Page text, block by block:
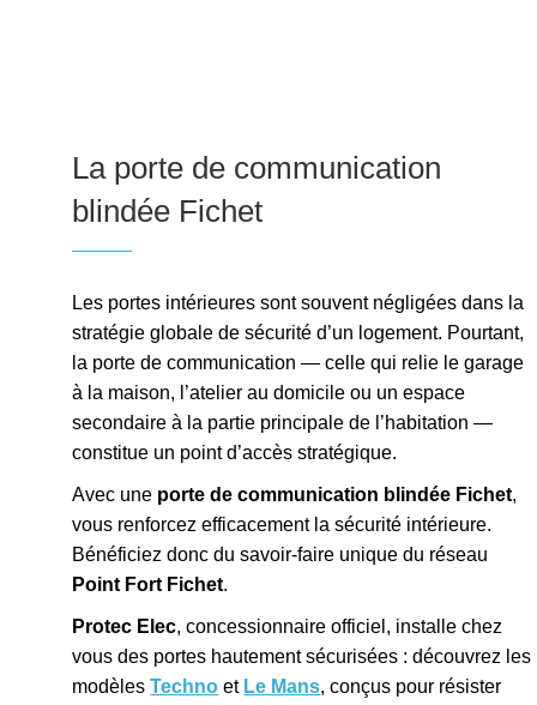
La porte de communication
blindée Fichet
Les portes intérieures sont souvent négligées dans la
stratégie globale de sécurité d’un logement. Pourtant,
la porte de communication — celle qui relie le garage
à la maison, l’atelier au domicile ou un espace
secondaire à la partie principale de l’habitation —
constitue un point d’accès stratégique.
Avec une porte de communication blindée Fichet,
vous renforcez efficacement la sécurité intérieure.
Bénéficiez donc du savoir-faire unique du réseau
Point Fort Fichet.
Protec Elec, concessionnaire officiel, installe chez
vous des portes hautement sécurisées : découvrez les
modèlesTechno et Le Mans, conçus pour résister